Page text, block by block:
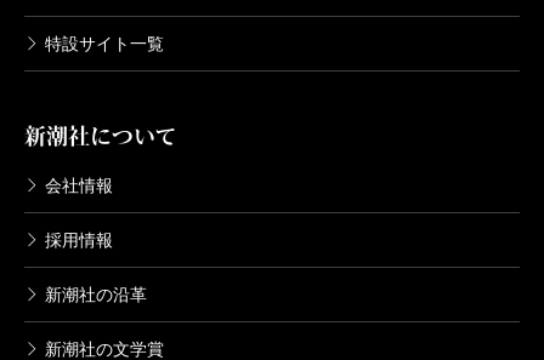
特設サイト一覧
新潮社について
会社情報
採用情報
新潮社の沿革
新潮社の文学賞